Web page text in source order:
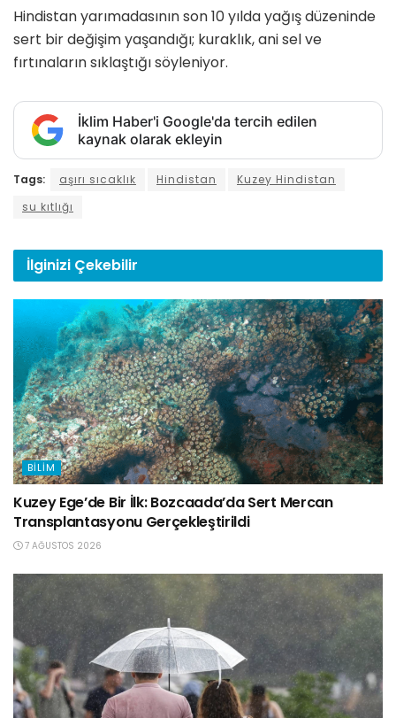
Hindistan yarımadasının son 10 yılda yağış düzeninde
sert bir değişim yaşandığı; kuraklık, ani sel ve
fırtınaların sıklaştığı söyleniyor.
İklim Haber'i Google'da tercih edilen
kaynak olarak ekleyin
Tags: aşırı sıcaklık Hindistan
Kuzey Hindistan
su kıtlığı
İlginizi Çekebilir
BILIM
Kuzey Ege’de Bir İlk: Bozcaada’da Sert Mercan
Transplantasyonu Gerçekleştirildi
7 AĞUSTOS 2026